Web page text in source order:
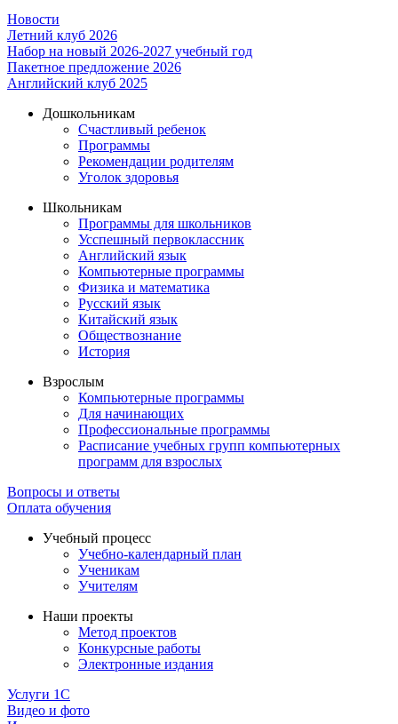
Новости
Летний клуб 2026
Набор на новый 2026-2027 учебный год
Пакетное предложение 2026
Английский клуб 2025
Дошкольникам
Счастливый ребенок
Программы
Рекомендации родителям
Уголок здоровья
Школьникам
Программы для школьников
Усспешный первоклассник
Английский язык
Компьютерные программы
Физика и математика
Русский язык
Китайский язык
Обществознание
История
Взрослым
Компьютерные программы
Для начинающих
Профессиональные программы
Расписание учебных групп компьютерных
программ для взрослых
Вопросы и ответы
Оплата обучения
Учебный процесс
Учебно-календарный план
Ученикам
Учителям
Наши проекты
Метод проектов
Конкурсные работы
Электронные издания
Услуги 1C
Видео и фото